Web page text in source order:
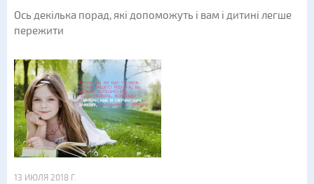
Ось декілька порад, які допоможуть і вам і дитині легше
пережити
13 ИЮЛЯ 2018 Г.